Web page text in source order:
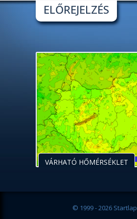
ELŐREJELZÉS
VÁRHATÓ HŐMÉRSÉKLET
© 1999 - 2026 Startlap